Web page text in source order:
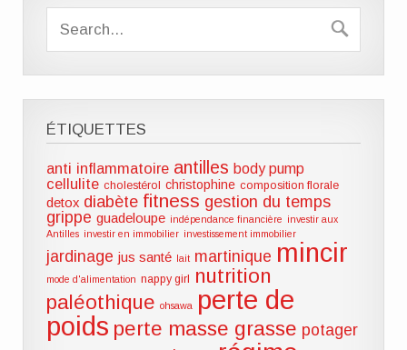
ÉTIQUETTES
anti inflammatoire antilles body pump
cellulite cholestérol christophine composition florale
detox diabète fitness gestion du temps
grippe guadeloupe indépendance financière investir aux
Antilles investir en immobilier investissement immobilier
jardinage jus santé lait martinique mincir
mode d'alimentation nappy girl
nutrition
paléothique ohsawa
perte de
poids perte masse grasse potager